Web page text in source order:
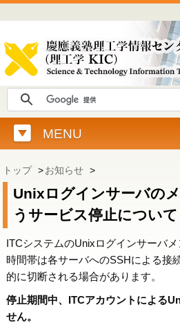
MENU
トップ >お知らせ >
Unixログインサーバの
うサービス停止について
ITCシステムのUnixログインサーバ
時間帯は各サーバへのSSHによる接
的に切断される場合があります。
停止期間中、ITCアカウントによる
せん。